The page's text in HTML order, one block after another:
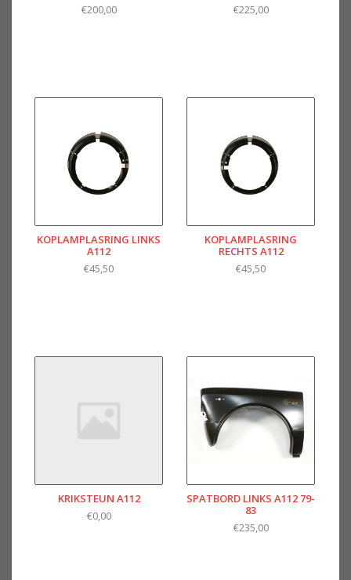
€200,00
€225,00
KOPLAMPLASRING LINKS
A112
€45,50
KOPLAMPLASRING
RECHTS A112
€45,50
KRIKSTEUN A112
€0,00
SPATBORD LINKS A112 79-
83
€235,00